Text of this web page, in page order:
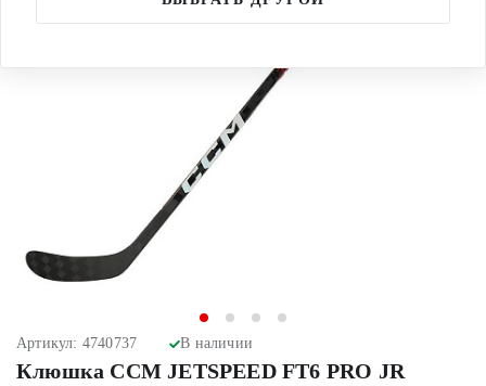
Артикул: 4740737 В наличии
Клюшка CCM JETSPEED FT6 PRO JR